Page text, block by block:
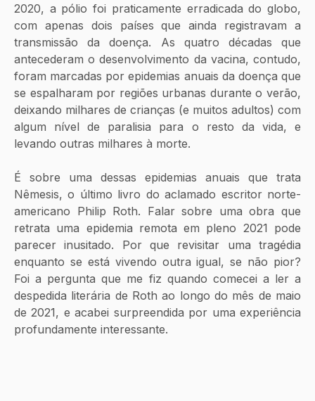
2020, a pólio foi praticamente erradicada do globo,
com apenas dois países que ainda registravam a
transmissão da doença. As quatro décadas que
antecederam o desenvolvimento da vacina, contudo,
foram marcadas por epidemias anuais da doença que
se espalharam por regiões urbanas durante o verão,
deixando milhares de crianças (e muitos adultos) com
algum nível de paralisia para o resto da vida, e
levando outras milhares à morte.
É sobre uma dessas epidemias anuais que trata
Nêmesis, o último livro do aclamado escritor norte-
americano Philip Roth. Falar sobre uma obra que
retrata uma epidemia remota em pleno 2021 pode
parecer inusitado. Por que revisitar uma tragédia
enquanto se está vivendo outra igual, se não pior?
Foi a pergunta que me fiz quando comecei a ler a
despedida literária de Roth ao longo do mês de maio
de 2021, e acabei surpreendida por uma experiência
profundamente interessante.